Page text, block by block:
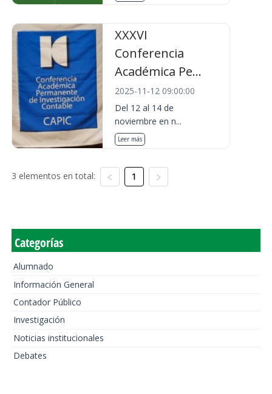
XXXVI
Conferencia
Académica Pe...
2025-11-12 09:00:00
Del 12 al 14 de
noviembre en n...
Leer más
3 elementos en total: 1
Categorías
Alumnado
Información General
Contador Público
Investigación
Noticias institucionales
Debates